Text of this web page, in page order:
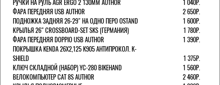
РУЧКИ НА РУЛЬ AGR ERGO 2 130ММ AUTHOR
1 040Р.
ФАРА ПЕРЕДНЯЯ USB AUTHOR
2 650Р.
ПОДНОЖКА ЗАДНЯЯ 26-29" НА ОДНО ПЕРО OSTAND
1 600Р.
КРЫЛЬЯ 26" CROSSBOARD-SET SKS (ГЕРМАНИЯ)
1 780Р.
ФАРА ПЕРЕДНЯЯ DOPPIO USB AUTHOR
1 390Р.
ПОКРЫШКА KENDA 26Х2,125 K905 АНТИПРОКОЛ. K-
SHIELD
1 375Р.
КЛЮЧ СКЛАДНОЙ (НАБОР) YC-280 BIKEHAND
1 560Р.
ВЕЛОКОМПЬЮТЕР CAT 8S AUTHOR
2 460Р.